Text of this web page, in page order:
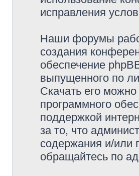
исправления
Наши форумы
создания
обеспечение
выпущенного по
Скачать его
программного
поддержкой
за то, что
содержания и/или
обращайтесь по